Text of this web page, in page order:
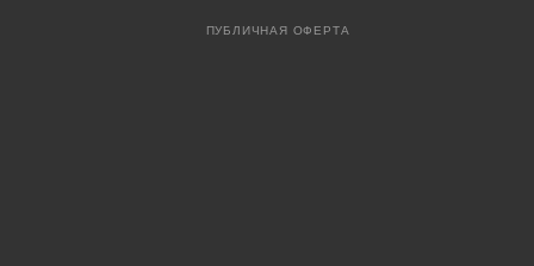
ПУБЛИЧНАЯ ОФЕРТА